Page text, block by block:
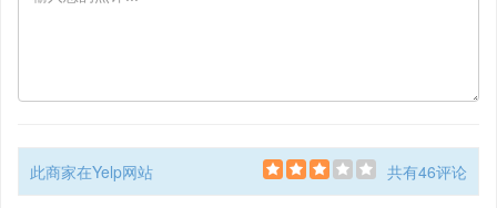
此商家在Yelp网站 共有46评论